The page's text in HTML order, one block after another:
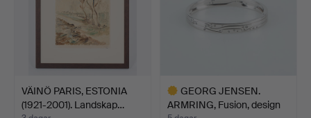
VÄINÖ PARIS, ESTONIA
(1921-2001). Landskap…
GEORG JENSEN.
ARMRING, Fusion, design